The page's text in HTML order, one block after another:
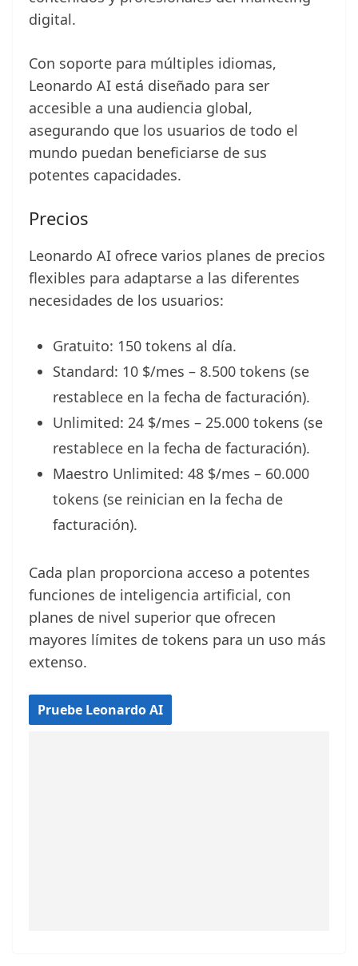
digital.
Con soporte para múltiples idiomas,
Leonardo AI está diseñado para ser
accesible a una audiencia global,
asegurando que los usuarios de todo el
mundo puedan beneficiarse de sus
potentes capacidades.
Precios
Leonardo AI ofrece varios planes de precios
flexibles para adaptarse a las diferentes
necesidades de los usuarios:
Gratuito: 150 tokens al día.
Standard: 10 $/mes – 8.500 tokens (se
restablece en la fecha de facturación).
Unlimited: 24 $/mes – 25.000 tokens (se
restablece en la fecha de facturación).
Maestro Unlimited: 48 $/mes – 60.000
tokens (se reinician en la fecha de
facturación).
Cada plan proporciona acceso a potentes
funciones de inteligencia artificial, con
planes de nivel superior que ofrecen
mayores límites de tokens para un uso más
extenso.
Pruebe Leonardo AI